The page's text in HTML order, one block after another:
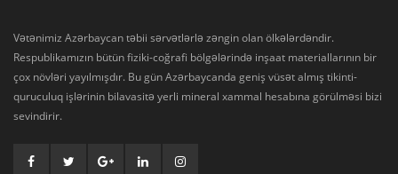
Vətənimiz Azərbaycan təbii sərvətlərlə zəngin olan ölkələrdəndir.
Respublikamızın bütün fiziki-coğrafi bölgələrində inşaat materiallarının bir
çox növləri yayılmışdır. Bu gün Azərbaycanda geniş vüsət almış tikinti-
quruculuq işlərinin bilavasitə yerli mineral xammal hesabına görülməsi bizi
sevindirir.